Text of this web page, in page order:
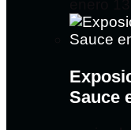
Sauce